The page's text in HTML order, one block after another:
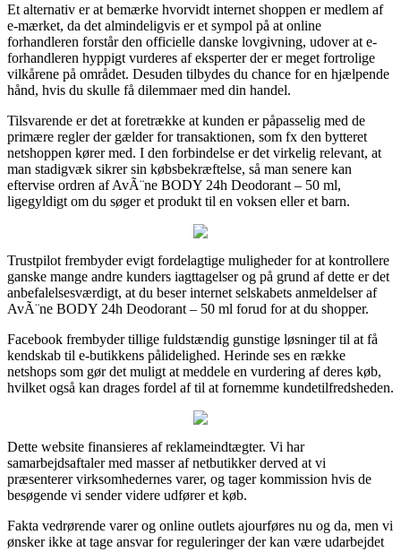
Et alternativ er at bemærke hvorvidt internet shoppen er medlem af
e-mærket, da det almindeligvis er et sympol på at online
forhandleren forstår den officielle danske lovgivning, udover at e-
forhandleren hyppigt vurderes af eksperter der er meget fortrolige
vilkårene på området. Desuden tilbydes du chance for en hjælpende
hånd, hvis du skulle få dilemmaer med din handel.
Tilsvarende er det at foretrække at kunden er påpasselig med de
primære regler der gælder for transaktionen, som fx den bytteret
netshoppen kører med. I den forbindelse er det virkelig relevant, at
man stadigvæk sikrer sin købsbekræftelse, så man senere kan
eftervise ordren af AvÃ¨ne BODY 24h Deodorant – 50 ml,
ligegyldigt om du søger et produkt til en voksen eller et barn.
Trustpilot frembyder evigt fordelagtige muligheder for at kontrollere
ganske mange andre kunders iagttagelser og på grund af dette er det
anbefalelsesværdigt, at du beser internet selskabets anmeldelser af
AvÃ¨ne BODY 24h Deodorant – 50 ml forud for at du shopper.
Facebook frembyder tillige fuldstændig gunstige løsninger til at få
kendskab til e-butikkens pålidelighed. Herinde ses en række
netshops som gør det muligt at meddele en vurdering af deres køb,
hvilket også kan drages fordel af til at fornemme kundetilfredsheden.
Dette website finansieres af reklameindtægter. Vi har
samarbejdsaftaler med masser af netbutikker derved at vi
præsenterer virksomhedernes varer, og tager kommission hvis de
besøgende vi sender videre udfører et køb.
Fakta vedrørende varer og online outlets ajourføres nu og da, men vi
ønsker ikke at tage ansvar for reguleringer der kan være udarbejdet